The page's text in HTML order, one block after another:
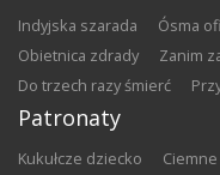
Indyjska szarada Ósma
Obietnica zdrady
Zanim
Do trzech razy śmierć
Patronaty
Kukułcze dziecko